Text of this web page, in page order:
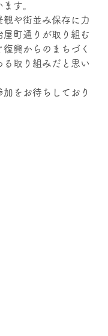
す。
観や街並み保存に力
屋町通りが取り組む
復興からのまちづく
る取り組みだと思い
をお待ちしており